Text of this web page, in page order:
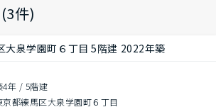
件)
大泉学園町６丁目 5階建 2022年築
4年 / 5階建
京都練馬区大泉学園町６丁目